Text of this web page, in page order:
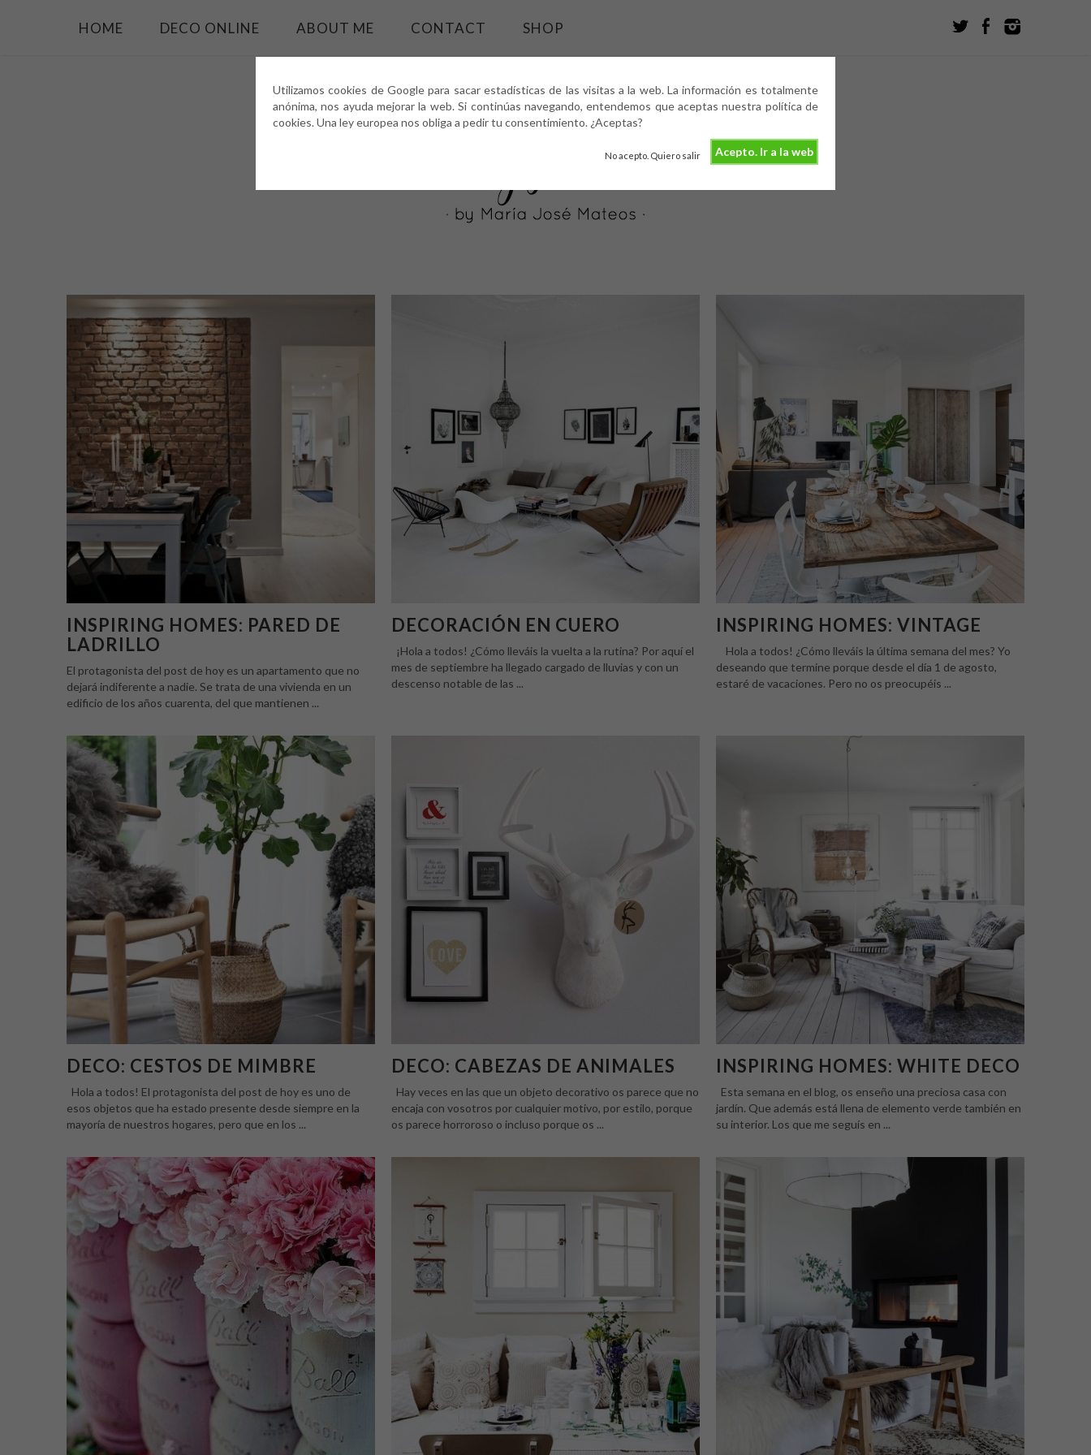
Utilizamos cookies de Google para sacar estadísticas de las visitas a la web. La información es totalmente
anónima, nos ayuda mejorar la web. Si continúas navegando, entendemos que aceptas nuestra política de
cookies. Una ley europea nos obliga a pedir tu consentimiento. ¿Aceptas?
Acepto. Ir a la web
No acepto. Quiero salir
HOME DECO ONLINE ABOUT ME CONTACT SHOP
INSPIRING HOMES: PARED DE
LADRILLO
El protagonista del post de hoy es un apartamento que no
dejará indiferente a nadie. Se trata de una vivienda en un
edificio de los años cuarenta, del que mantienen ...
DECORACIÓN EN CUERO
¡Hola a todos! ¿Cómo lleváis la vuelta a la rutina? Por aquí el
mes de septiembre ha llegado cargado de lluvias y con un
descenso notable de las ...
INSPIRING HOMES: VINTAGE
Hola a todos! ¿Cómo lleváis la última semana del mes? Yo
deseando que termine porque desde el día 1 de agosto,
estaré de vacaciones. Pero no os preocupéis ...
DECO: CESTOS DE MIMBRE
Hola a todos! El protagonista del post de hoy es uno de
esos objetos que ha estado presente desde siempre en la
mayoría de nuestros hogares, pero que en los ...
DECO: CABEZAS DE ANIMALES
Hay veces en las que un objeto decorativo os parece que no
encaja con vosotros por cualquier motivo, por estilo, porque
os parece horroroso o incluso porque os ...
INSPIRING HOMES: WHITE DECO
Esta semana en el blog, os enseño una preciosa casa con
jardín. Que además está llena de elemento verde también en
su interior. Los que me seguís en ...